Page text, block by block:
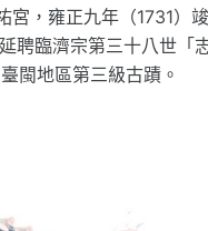
，雍正九年（1731）
聘臨濟宗第三十八世「
閩地區第三級古蹟。